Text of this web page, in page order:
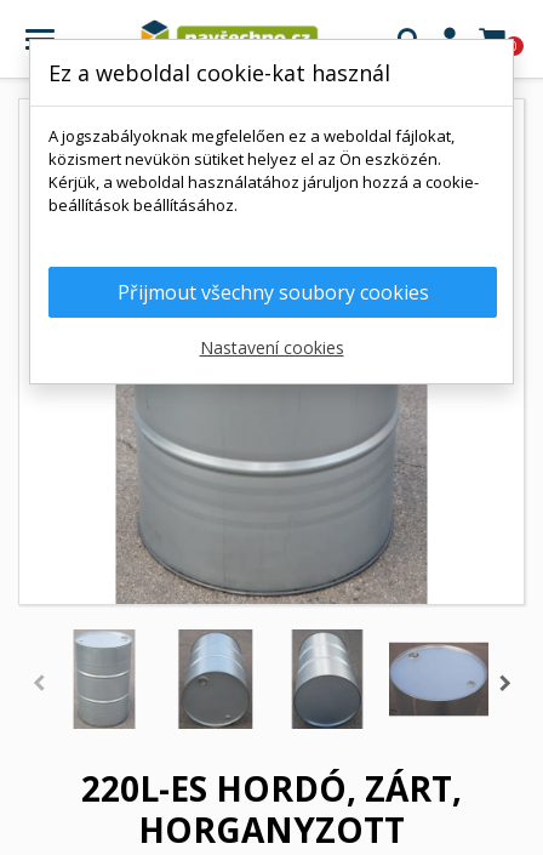
 0
220L-ES HORDÓ, ZÁRT,
HORGANYZOTT
Ez a weboldal cookie-kat használ
A jogszabályoknak megfelelően ez a weboldal fájlokat,
közismert nevükön sütiket helyez el az Ön eszközén.
Kérjük, a weboldal használatához járuljon hozzá a cookie-
beállítások beállításához.
Přijmout všechny soubory cookies
Nastavení cookies